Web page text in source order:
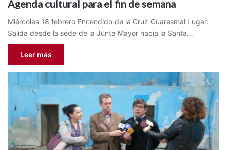
Agenda cultural para el fin de semana
Miércoles 18 febrero Encendido de la Cruz Cuaresmal Lugar:
Salida desde la sede de la Junta Mayor hacia la Santa…
Leer más